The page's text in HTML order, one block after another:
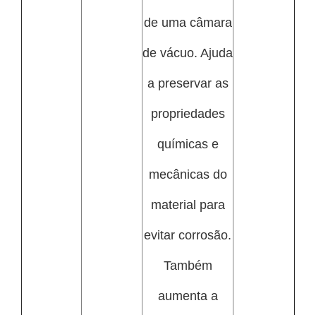
de uma câmara
de vácuo. Ajuda
a preservar as
propriedades
químicas e
mecânicas do
material para
evitar corrosão.
Também
aumenta a